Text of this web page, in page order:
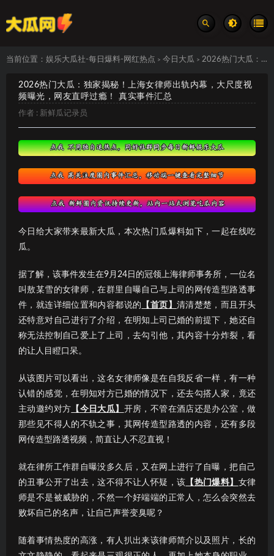
当前位置： 娱乐大瓜社-每日爆料-网红热点 > 今日大瓜 > 2026热门大瓜：独家揭秘！上海女律师出轨内幕，大尺度视频曝光，网友直呼过瘾！ 真实事件汇总
2026热门大瓜：独家揭秘！上海女律师出轨内幕，大尺度视
频曝光，网友直呼过瘾！ 真实事件汇总
作者 : 新鲜瓜记录员
今日给大家带来最新大瓜，本次热门瓜爆料如下，一起在线吃
瓜。
据了解，该事件发生在9月24日的冠领上海律师事务所，一位名
叫敖某雪的女律师，在群里自曝自己与上司的网传造型路透事
件，就连详细位置和内容都说的 【首页】 清清楚楚，而且开头
还特意对自己进行了介绍，在明知上司已婚的前提下，她还自
称无法控制自己爱上了上司，去勾引他，其内容十分炸裂，看
的让人目瞪口呆。
从该图片可以看出，这名女律师像是在自我反省一样，有一种
认错的感觉，在明知对方已婚的情况下，还去勾搭人家，竟还
主动邀约对方 【今日大瓜】 开房，不管在酒店还是办公室，做
那些见不得人的不轨之事，其网传造型路透的内容，还有多段
网传造型路透视频，简直让人不忍直视！
就在律所工作群自曝没多久后，又在网上进行了自曝，把自己
的丑事公开了出去，这不得不让人怀疑，该 【热门爆料】 女律
师是不是被威胁的，不然一个好端端的正常人，怎么会突然去
败坏自己的名声，让自己声誉变臭呢？
随着事情热度的高涨，有人扒出来该律师简介以及照片，长的